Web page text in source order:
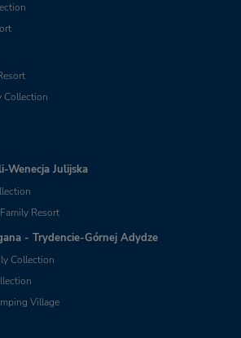
Collection
Wenecja Julijska
Resort
- Trydencie-Górnej Adydze
Collection
Village